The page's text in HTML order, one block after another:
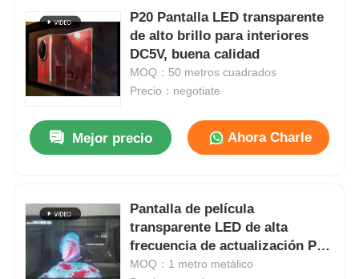
Productos
Sobre nosotros
P20 Pantalla LED transparente
de alto brillo para interiores
DC5V, buena calidad
MOQ：50 metros cuadrados
Precio：negotiate
Mejor precio Ahora Charle
Pantalla de película
transparente LED de alta
frecuencia de actualización P5
para interiores Pantalla de
MOQ：1 metro metálico